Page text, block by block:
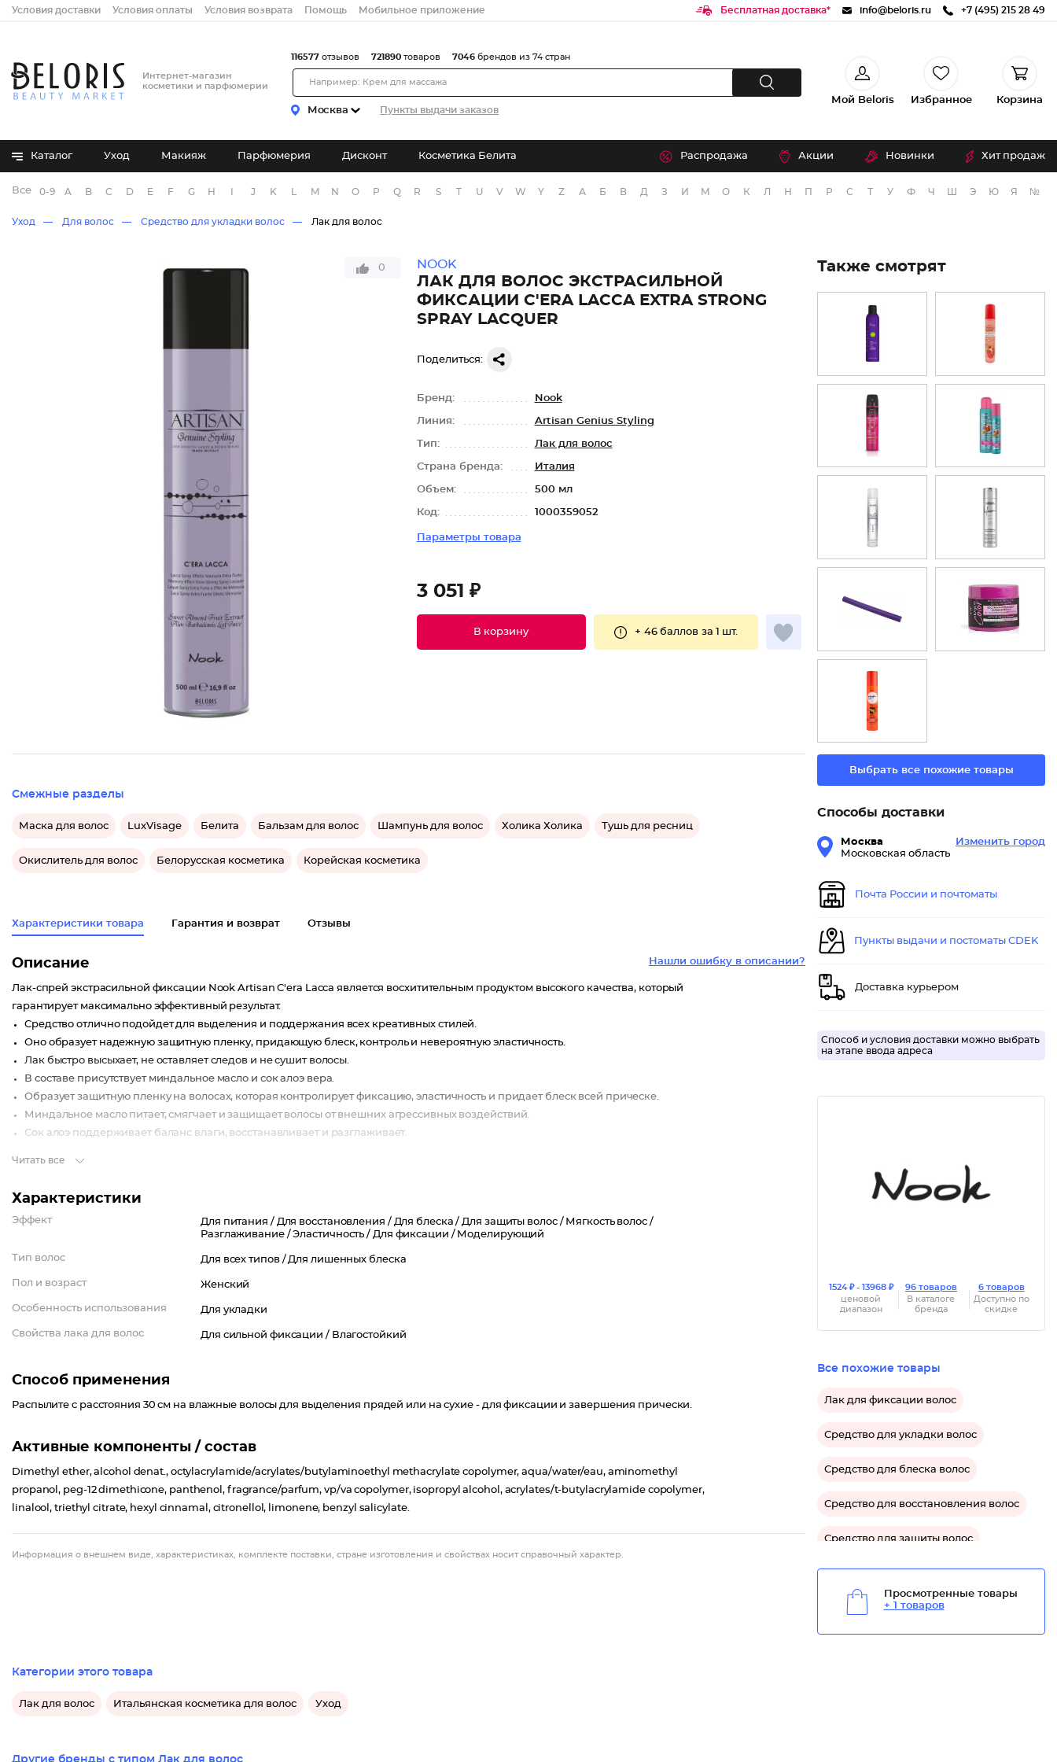
Условия доставки Условия оплаты Условия возврата Помощь Мобильное приложение Бесплатная доставка* info@beloris.ru +7 (495) 215 28 49
Интернет-магазин
косметики и парфюмерии
Москва Пункты выдачи заказов
116577 отзывов 721890 товаров 7046 брендов из 74 стран
Мой Beloris Избранное Корзина
Каталог Уход Макияж Парфюмерия Дисконт Косметика Белита Распродажа Акции Новинки Хит продаж
Все бренды
0-9 A B C D E F G H J K M N O P Q R S T U V W Y Z А Б В Д З И М О К Л Н П Р С Т У Ф Ч Э Ю Я №
Уход Для волос Средство для укладки волос Лак для волос
0 NOOK
ЛАК ДЛЯ ВОЛОС ЭКСТРАСИЛЬНОЙ
ФИКСАЦИИ С'ERA LACCA EXTRA STRONG
SPRAY LACQUER
Поделиться:
Бренд: Nook
Линия: Artisan Genius Styling
Тип: Лак для волос
Страна бренда: Италия
Объем: 500 мл
Код: 1000359052
Параметры товара
3 051 ₽
В корзину + 46 баллов за 1 шт.
Смежные разделы
Маска для волос LuxVisage Белита Бальзам для волос Шампунь для волос Холика Холика Тушь для ресниц
Окислитель для волос Белорусская косметика Корейская косметика
Характеристики товара Гарантия и возврат Отзывы
Нашли ошибку в описании?
Описание
Лак-спрей экстрасильной фиксации Nook Artisan C'era Lacca является восхитительным продуктом высокого качества, который
гарантирует максимально эффективный результат.
Средство отлично подойдет для выделения и поддержания всех креативных стилей.
Оно образует надежную защитную пленку, придающую блеск, контроль и невероятную эластичность.
Лак быстро высыхает, не оставляет следов и не сушит волосы.
В составе присутствует миндальное масло и сок алоэ вера.
Образует защитную пленку на волосах, которая контролирует фиксацию, эластичность и придает блеск всей прическе.
Миндальное масло питает, смягчает и защищает волосы от внешних агрессивных воздействий.
Сок алоэ поддерживает баланс влаги, восстанавливает и разглаживает.
Читать все
Характеристики
Эффект Для питания / Для восстановления / Для блеска /Для защиты волос / Мягкость волос /
Разглаживание /Эластичность / Для фиксации / Моделирующий
Тип волос Для всех типов /Для лишенных блеска
Пол и возраст Женский
Особенность использования Для укладки
Свойства лака для волос Для сильной фиксации / Влагостойкий
Способ применения
Распылите с расстояния 30 см на влажные волосы для выделения прядей или на сухие - для фиксации и завершения прически.
Активные компоненты / состав
Dimethyl ether, alcohol denat., octylacrylamide/acrylates/butylaminoethyl methacrylate copolymer, aqua/water/eau, aminomethyl
propanol, peg-12 dimethicone, panthenol, fragrance/parfum, vp/va copolymer, isopropyl alcohol, acrylates/t-butylacrylamide copolymer,
linalool, triethyl citrate, hexyl cinnamal, citronellol, limonene, benzyl salicylate.
Информация о внешнем виде, характеристиках, комплекте поставки, стране изготовления и свойствах носит справочный характер.
Также смотрят
Выбрать все похожие товары
Способы доставки
Москва
Московская область
Изменить город
Почта России и почтоматы
Пункты выдачи и постоматы CDEK
Доставка курьером
Способ и условия доставки можно выбрать
на этапе ввода адреса
1524 ₽ - 13968 ₽
ценовой
диапазон
96 товаров
В каталоге
бренда
6 товаров
Доступно по
скидке
Все похожие товары
Лак для фиксации волос
Средство для укладки волос
Средство для блеска волос
Средство для восстановления волос
Средство для защиты волос
Просмотренные товары
+ 1 товаров
Категории этого товара
Лак для волос Итальянская косметика для волос Уход